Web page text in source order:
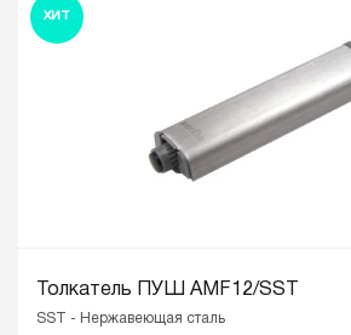
ХИТ
Толкатель ПУШ AMF12/SST
SST - Нержавеющая сталь